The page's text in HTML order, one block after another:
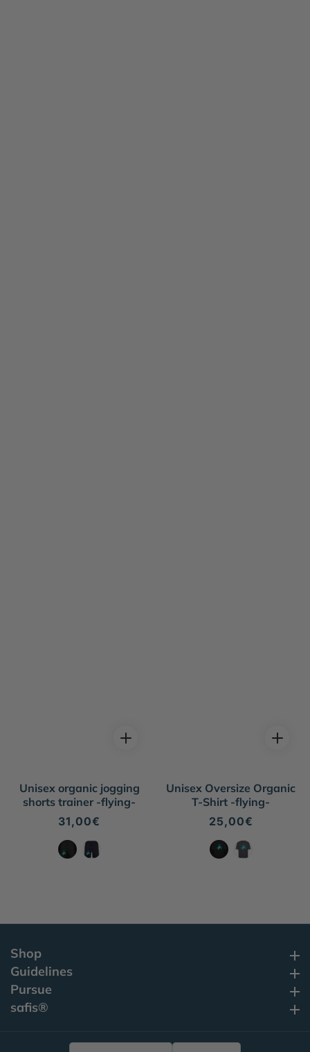
Unisex organic jogging
shorts trainer -flying-
Regular
31,00€
Unisex Oversize Organic
T-Shirt -flying-
Regular
25,00€
Shop
Guidelines
Pursue
safis®